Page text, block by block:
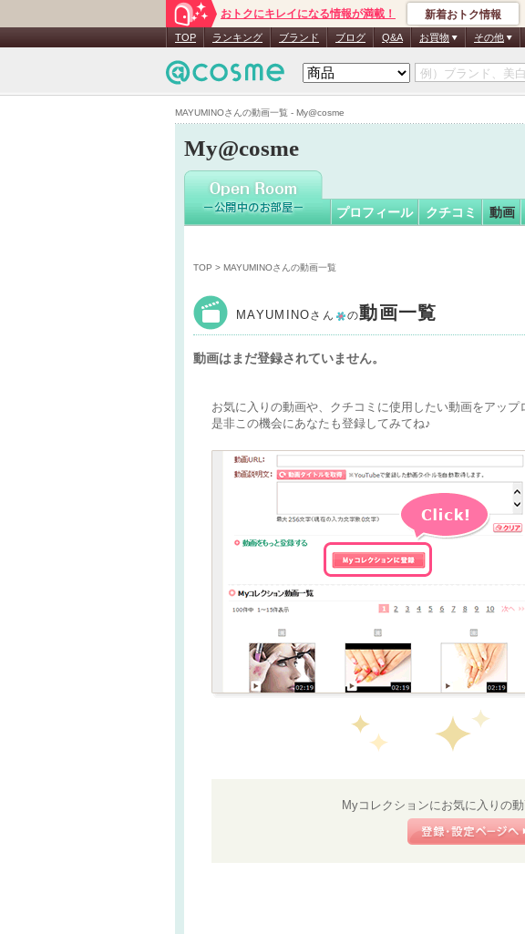
MAYUMINOさんの動画一覧 - My@cosme
おトクにキレイになる情報が満載！ 新着おトク情報
TOP ランキング ブランド ブログ Q&A お買物 その他
My@cosme
MAYUMINOさん
プロフィール クチコミ 動画
TOP > MAYUMINOさんの動画一覧
MAYUMINOさん の動画一覧
動画はまだ登録されていません。
お気に入りの動画や、クチコミに使用したい動画をアップ
是非この機会にあなたも登録してみてね♪
Myコレクションにお気に入りの